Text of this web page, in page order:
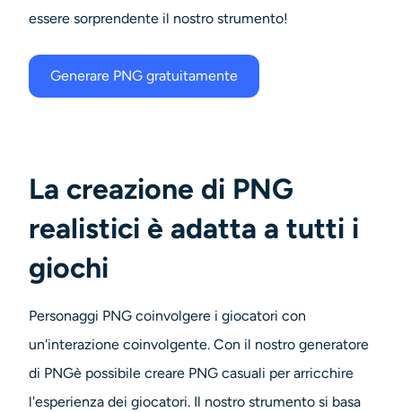
essere sorprendente il nostro strumento!
Generare PNG gratuitamente
La creazione di PNG
realistici è adatta a tutti i
giochi
Personaggi PNG coinvolgere i giocatori con
un'interazione coinvolgente. Con il nostro generatore
di PNGè possibile creare PNG casuali per arricchire
l'esperienza dei giocatori. Il nostro strumento si basa